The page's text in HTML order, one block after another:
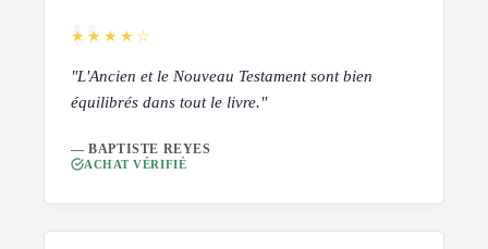
★★★★☆
"L'Ancien et le Nouveau Testament sont bien
équilibrés dans tout le livre."
— BAPTISTE REYES
ACHAT VÉRIFIÉ